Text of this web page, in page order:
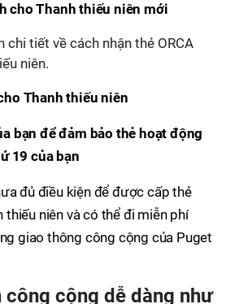
cho Thanh thiếu niên mới
chi tiết về cách nhận thẻ ORCA
niên.
Thanh thiếu niên
bạn để đảm bảo thẻ hoạt động
19 của bạn
đủ điều kiện để được cấp thẻ
thiếu niên và có thể đi miễn phí
giao thông công cộng của Puget
cộng dễ dàng như